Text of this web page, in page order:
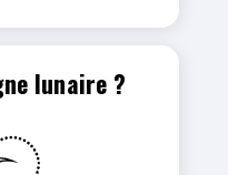
lunaire ?